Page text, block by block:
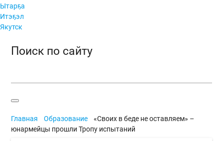
Ытарҕа
Итэҕэл
Якутск
Поиск по сайту
Главная Образование
«Своих в беде не оставляем» –
юнармейцы прошли Тропу испытаний